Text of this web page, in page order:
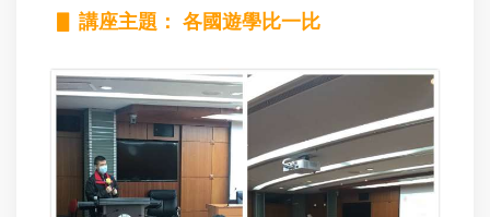
講座主題： 各國遊學比一比